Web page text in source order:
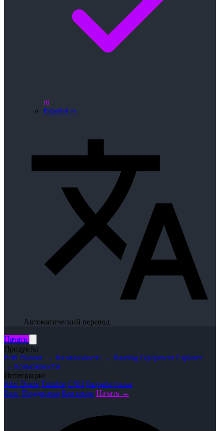
ru
Español es
Автоматический перевод
Начать
Продукты
Path Planner → Возможности → Routing Equipment Explorer
→ Возможности
Интеграции
John Deere Trimble CNH Разработчики
Блог Поддержка Контакты Начать →